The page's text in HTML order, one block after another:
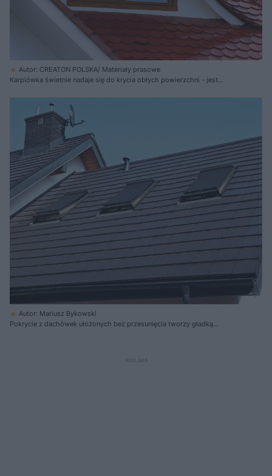
Autor: CREATON POLSKA/ Materiały prasowe
Karpiówka świetnie nadaje się do krycia obłych powierzchni - jest
Autor: Mariusz Bykowski
Pokrycie z dachówek ułożonych bez przesunięcia tworzy gładką